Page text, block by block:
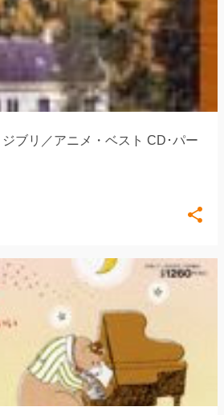
ブリ／アニメ・ベスト CD･パー